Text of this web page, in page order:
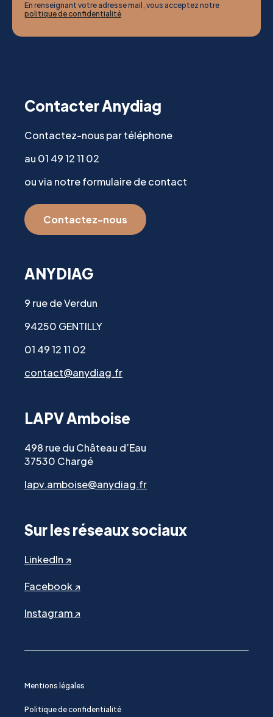
En renseignant votre adresse mail, vous acceptez notre
politique de confidentialité
Contacter Anydiag
Contactez-nous par téléphone
au 01 49 12 11 02
ou via notre formulaire de contact
Contactez-nous
ANYDIAG
9 rue de Verdun
94250 GENTILLY
01 49 12 11 02
contact@anydiag.fr
LAPV Amboise
498 rue du Château d’Eau
37530 Chargé
lapv.amboise@anydiag.fr
Sur les réseaux sociaux
LinkedIn ↗
Facebook ↗
Instagram ↗
Mentions légales
Politique de confidentialité